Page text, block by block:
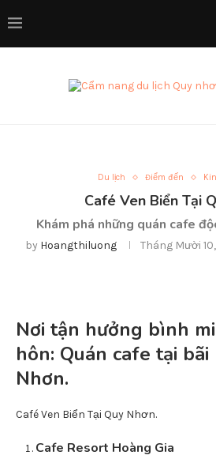
Du lịch Điểm đến
Café Ven Biển Tại
Khám phá những quán cafe
by Hoangthiluong Tháng Mười
Nơi tận hưởng bình
hôn: Quán cafe tại bãi
Nhơn.
Café Ven Biển Tại Quy Nhơn.
Cafe Resort Hoàng Gia